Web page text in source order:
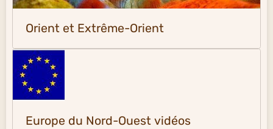
Orient et Extrême-Orient
Europe du Nord-Ouest vidéos